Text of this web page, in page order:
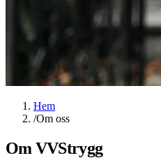
Hem
/Om oss
Om VVStrygg